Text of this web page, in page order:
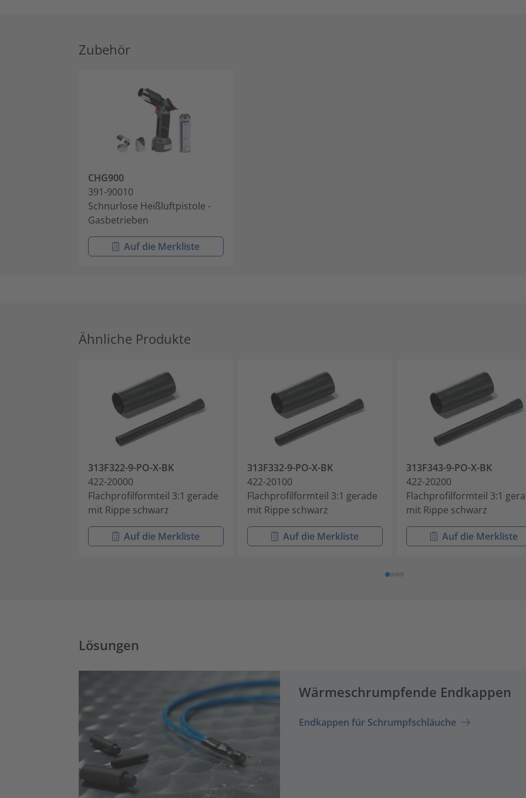
Zubehör
CHG900
391-90010
Schnurlose Heißluftpistole -
Gasbetrieben
Auf die Merkliste
Ähnliche Produkte
313F322-9-PO-X-BK
422-20000
Flachprofilformteil 3:1 gerade
mit Rippe schwarz
Auf die Merkliste
313F332-9-PO-X-BK
422-20100
Flachprofilformteil 3:1 gerade
mit Rippe schwarz
Auf die Merkliste
313F343-9-PO-X-BK
422-20200
Flachprofilformteil 3:1
mit Rippe schwarz
Auf die Merkliste
Lösungen
Wärmeschrumpfende Endkappen
Endkappen für Schrumpfschläuche